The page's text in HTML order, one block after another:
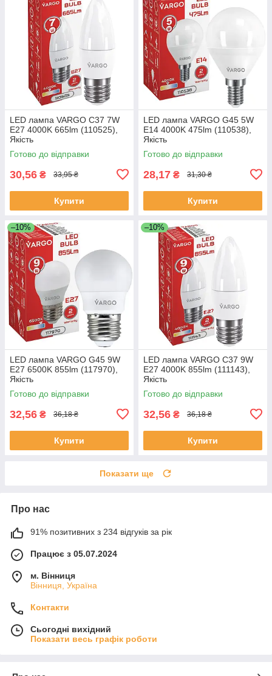
LED лампа VARGO C37 7W
E27 4000K 665lm (110525),
Якість
Готово до відправки
30,56 ₴ 33,95 ₴
Купити
LED лампа VARGO G45 5W
E14 4000K 475lm (110538),
Якість
Готово до відправки
28,17 ₴ 31,30 ₴
Купити
–10%
LED лампа VARGO G45 9W
E27 6500K 855lm (117970),
Якість
Готово до відправки
32,56 ₴ 36,18 ₴
Купити
–10%
LED лампа VARGO C37 9W
E27 4000K 855lm (111143),
Якість
Готово до відправки
32,56 ₴ 36,18 ₴
Купити
Показати ще
Про нас
91% позитивних з 234 відгуків за рік
Працює з 05.07.2024
м. Вінниця
Вінниця, Україна
Контакти
Сьогодні вихідний
Показати весь графік роботи